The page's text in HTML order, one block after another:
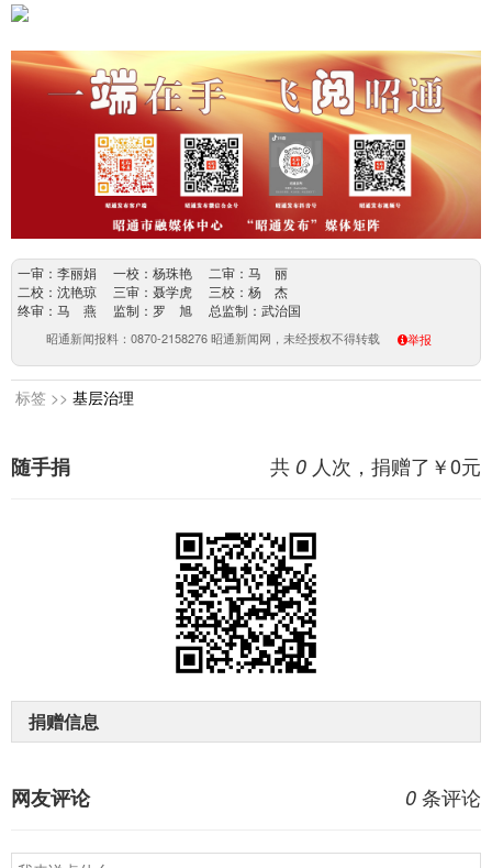
一审：李丽娟 一校：杨珠艳 二审：马 丽
二校：沈艳琼 三审：聂学虎 三校：杨 杰
终审：马 燕 监制：罗 旭 总监制：武治国
昭通新闻报料：0870-2158276 昭通新闻网，未经授权不得转载 举报
标签 >> 基层治理
共 0 人次，捐赠了￥0元
随手捐
捐赠信息
0 条评论
网友评论